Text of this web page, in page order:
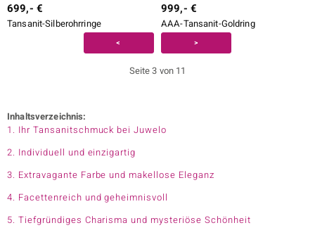
699,- €
Tansanit-Silberohrringe
999,- €
AAA-Tansanit-Goldring
< >
Seite 3 von 11
Inhaltsverzeichnis:
1. Ihr Tansanitschmuck bei Juwelo
2. Individuell und einzigartig
3. Extravagante Farbe und makellose Eleganz
4. Facettenreich und geheimnisvoll
5. Tiefgründiges Charisma und mysteriöse Schönheit